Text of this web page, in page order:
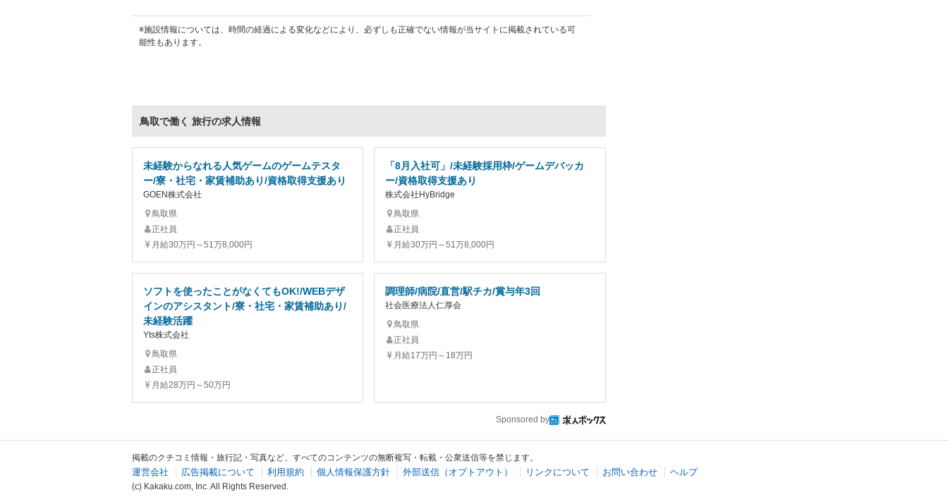
※施設情報については、時間の経過による変化などにより、必ずしも正確でない情報が当サイトに掲載されている可
能性もあります。
鳥取で働く 旅行の求人情報
未経験からなれる人気ゲームのゲームテスタ
ー/寮・社宅・家賃補助あり/資格取得支援あり
GOEN株式会社
鳥取県
正社員
月給30万円～51万8,000円
「8月入社可」/未経験採用枠/ゲームデバッカ
ー/資格取得支援あり
株式会社HyBridge
鳥取県
正社員
月給30万円～51万8,000円
ソフトを使ったことがなくてもOK!/WEBデザ
インのアシスタント/寮・社宅・家賃補助あり/
未経験活躍
Yts株式会社
鳥取県
正社員
月給28万円～50万円
調理師/病院/直営/駅チカ/賞与年3回
社会医療法人仁厚会
鳥取県
正社員
月給17万円～18万円
Sponsored by
掲載のクチコミ情報・旅行記・写真など、すべてのコンテンツの無断複写・転載・公衆送信等を禁じます。
運営会社 広告掲載について 利用規約 個人情報保護方針 外部送信（オプトアウト） リンクについて お問い合わせ ヘルプ
(c) Kakaku.com, Inc. All Rights Reserved.